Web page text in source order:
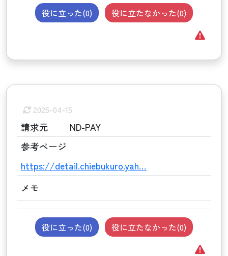
役に立った(0) 役に立たなかった(0)
2025-04-15
請求元
ND-PAY
参考ページ
https://detail.chiebukuro.yah…
メモ
役に立った(0) 役に立たなかった(0)